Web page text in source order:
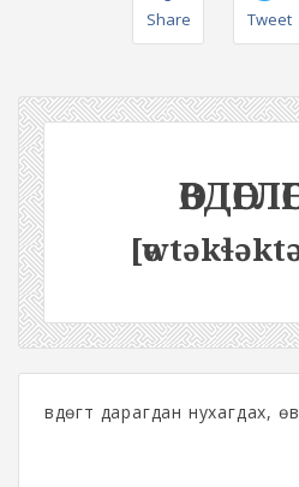
Share Tweet
Өвдөгт дарагдан нухагдах,